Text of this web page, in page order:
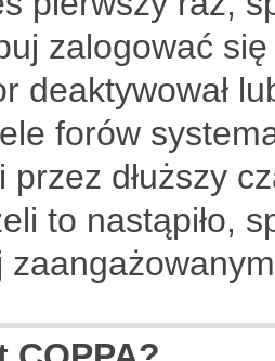
zalogować
deaktywował
forów
przez dłuższy
to nastąpiło,